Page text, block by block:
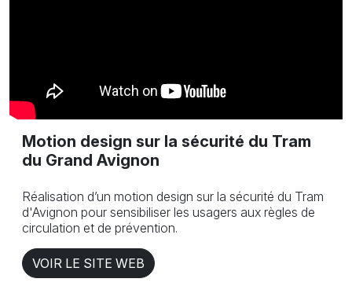
Motion design sur la sécurité du Tram
du Grand Avignon
Réalisation d’un motion design sur la sécurité du Tram
d'Avignon pour sensibiliser les usagers aux règles de
circulation et de prévention.
VOIR LE SITE WEB